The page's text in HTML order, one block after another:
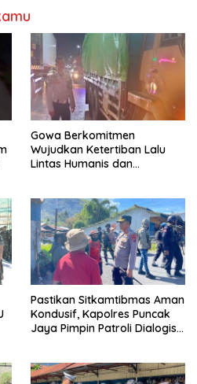
Gowa Berkomitmen
Wujudkan Ketertiban Lalu
Lintas Humanis dan
Pastikan Sitkamtibmas Aman
Kondusif, Kapolres Puncak
Jaya Pimpin Patroli Dialogis